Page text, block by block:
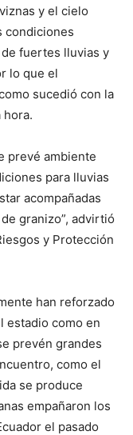
y el cielo
condiciones
fuertes lluvias y
lo que el
sucedió con la
hora.
prevé ambiente
para lluvias
acompañadas
granizo”, advirtió
y Protección
han reforzado
estadio como en
prevén grandes
como el
se produce
empañaron los
el pasado